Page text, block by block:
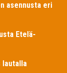
asennusta eri
Etelä-
lautalla